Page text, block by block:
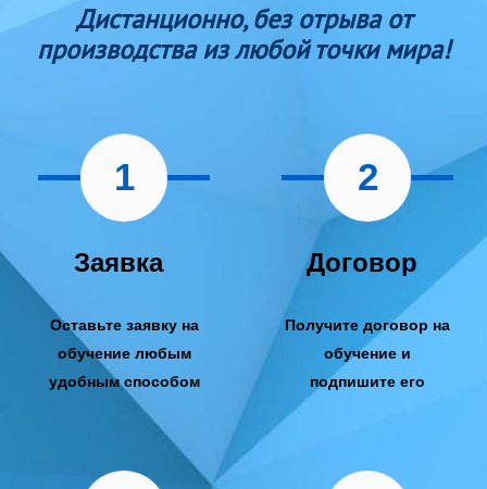
Дистанционно, без отрыва от
производства из любой точки мира!
1
Заявка
Оставьте заявку на
обучение любым
удобным способом
2
Договор
Получите договор на
обучение и
подпишите его